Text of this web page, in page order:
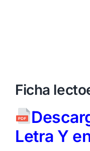
Ficha
Letra Y